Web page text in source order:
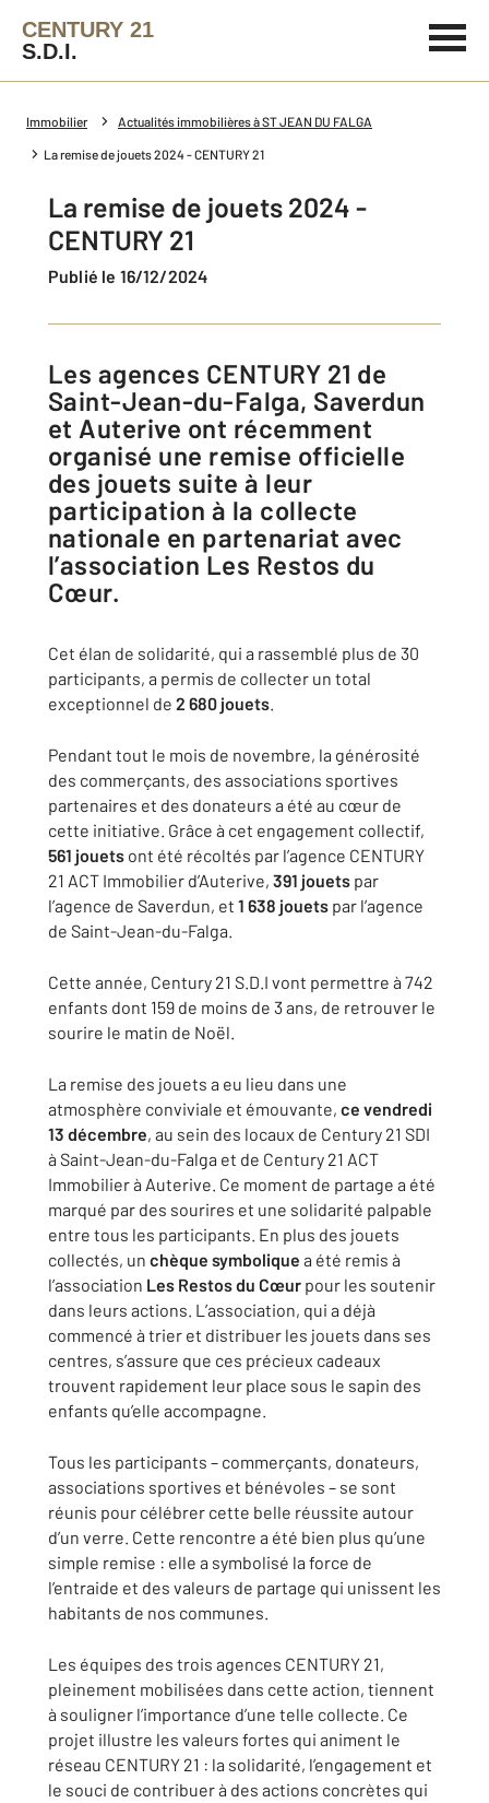
CENTURY 21
S.D.I.
Immobilier Actualités immobilières à ST JEAN DU FALGA
La remise de jouets 2024 - CENTURY 21
La remise de jouets 2024 -
CENTURY 21
Publié le 16/12/2024
Les agences CENTURY 21 de
Saint-Jean-du-Falga, Saverdun
et Auterive ont récemment
organisé une remise officielle
des jouets suite à leur
participation à la collecte
nationale en partenariat avec
l’association Les Restos du
Cœur.
Cet élan de solidarité, qui a rassemblé plus de 30
participants, a permis de collecter un total
exceptionnel de 2 680 jouets.
Pendant tout le mois de novembre, la générosité
des commerçants, des associations sportives
partenaires et des donateurs a été au cœur de
cette initiative. Grâce à cet engagement collectif,
561 jouets ont été récoltés par l’agence CENTURY
21 ACT Immobilier d’Auterive, 391 jouets par
l’agence de Saverdun, et 1 638 jouets par l’agence
de Saint-Jean-du-Falga.
Cette année, Century 21 S.D.I vont permettre à 742
enfants dont 159 de moins de 3 ans, de retrouver le
sourire le matin de Noël.
La remise des jouets a eu lieu dans une
atmosphère conviviale et émouvante, ce vendredi
13 décembre, au sein des locaux de Century 21 SDI
à Saint-Jean-du-Falga et de Century 21 ACT
Immobilier à Auterive. Ce moment de partage a été
marqué par des sourires et une solidarité palpable
entre tous les participants. En plus des jouets
collectés, un chèque symbolique a été remis à
l’association Les Restos du Cœur pour les soutenir
dans leurs actions. L’association, qui a déjà
commencé à trier et distribuer les jouets dans ses
centres, s’assure que ces précieux cadeaux
trouvent rapidement leur place sous le sapin des
enfants qu’elle accompagne.
Tous les participants – commerçants, donateurs,
associations sportives et bénévoles – se sont
réunis pour célébrer cette belle réussite autour
d’un verre. Cette rencontre a été bien plus qu’une
simple remise : elle a symbolisé la force de
l’entraide et des valeurs de partage qui unissent les
habitants de nos communes.
Les équipes des trois agences CENTURY 21,
pleinement mobilisées dans cette action, tiennent
à souligner l’importance d’une telle collecte. Ce
projet illustre les valeurs fortes qui animent le
réseau CENTURY 21 : la solidarité, l’engagement et
le souci de contribuer à des actions concrètes qui